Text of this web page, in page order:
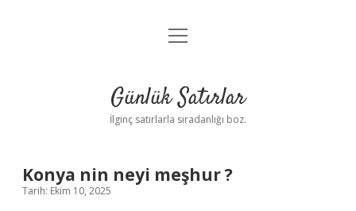
Anasayfa
Yasal Uyarı
menüyü
Günlük Satırlar
İlginç satırlarla sıradanlığı boz.
Konya nin neyi meşhur ?
Tarih: Ekim 10, 2025